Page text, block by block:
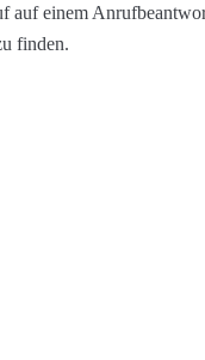
auf einem
finden.